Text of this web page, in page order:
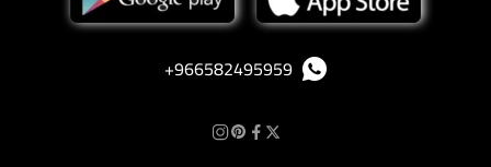
‪+966582495959